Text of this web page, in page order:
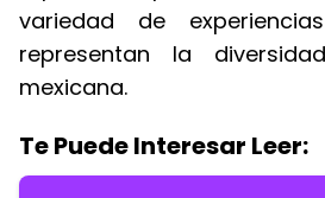
variedad de
representan la
mexicana.
Te Puede Interesar Leer: